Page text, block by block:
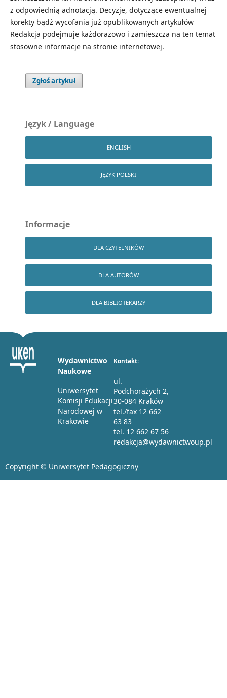
z odpowiednią adnotacją. Decyzje, dotyczące ewentualnej
korekty bądź wycofania już opublikowanych artykułów
Redakcja podejmuje każdorazowo i zamieszcza na ten temat
stosowne informacje na stronie internetowej.
Zgłoś artykuł
Język / Language
ENGLISH
JĘZYK POLSKI
Informacje
DLA CZYTELNIKÓW
DLA AUTORÓW
DLA BIBLIOTEKARZY
Wydawnictwo
Naukowe
Uniwersytet
Komisji Edukacji
Narodowej w
Krakowie
Kontakt:
ul.
Podchorążych 2,
30-084 Kraków
tel./fax 12 662
63 83
tel. 12 662 67 56
redakcja@wydawnictwoup.pl
Copyright © Uniwersytet Pedagogiczny